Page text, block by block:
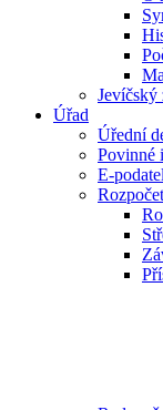
Jevíčský
Úřad
Úřední
Povinné
E-